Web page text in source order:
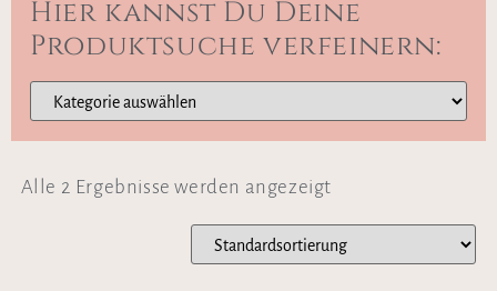
Hier kannst Du Deine
Produktsuche verfeinern:
Alle 2 Ergebnisse werden angezeigt